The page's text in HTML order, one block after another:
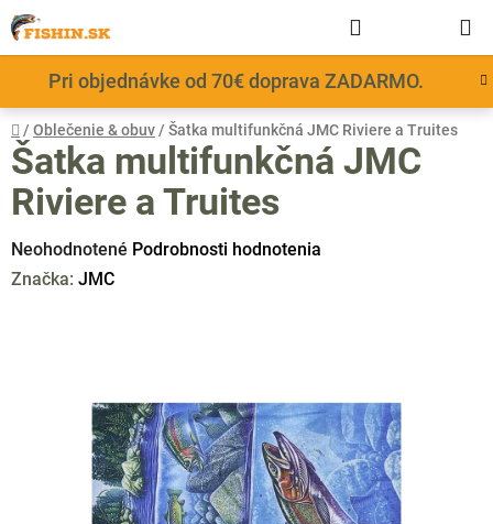
Prejsť
na
obsah
Pri objednávke od 70€ doprava ZADARMO.
KOŠÍK
Domov
/ Oblečenie & obuv / Šatka multifunkčná JMC Riviere a Truites
Šatka multifunkčná JMC
Riviere a Truites
Priemerné
hodnotenie
hviezdičiek.
Neohodnotené Podrobnosti hodnotenia
Značka: JMC